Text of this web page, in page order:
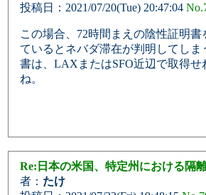
投稿日：2021/07/20(Tue) 20:47:04
この場合、72時間まえの陰性証明書
ているとネバダ滞在が判明してしま
書は、LAXまたはSFO近辺で取得せ
ね。
Re:日本の米国、特定州における隔
者： たけ